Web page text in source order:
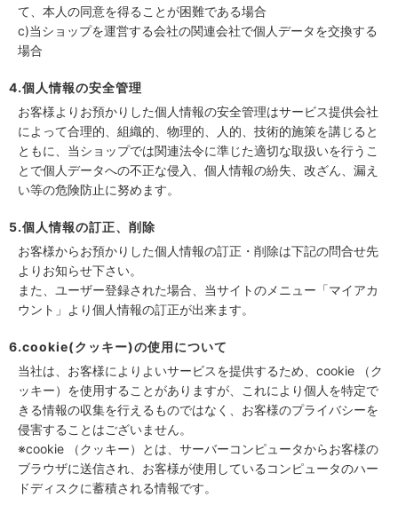
て、本人の同意を得ることが困難である場合
c)当ショップを運営する会社の関連会社で個人データを交換する
場合
4.個人情報の安全管理
お客様よりお預かりした個人情報の安全管理はサービス提供会社
によって合理的、組織的、物理的、人的、技術的施策を講じると
ともに、当ショップでは関連法令に準じた適切な取扱いを行うこ
とで個人データへの不正な侵入、個人情報の紛失、改ざん、漏え
い等の危険防止に努めます。
5.個人情報の訂正、削除
お客様からお預かりした個人情報の訂正・削除は下記の問合せ先
よりお知らせ下さい。
また、ユーザー登録された場合、当サイトのメニュー「マイアカ
ウント」より個人情報の訂正が出来ます。
6.cookie(クッキー)の使用について
当社は、お客様によりよいサービスを提供するため、cookie （ク
ッキー）を使用することがありますが、これにより個人を特定で
きる情報の収集を行えるものではなく、お客様のプライバシーを
侵害することはございません。
※cookie （クッキー）とは、サーバーコンピュータからお客様の
ブラウザに送信され、お客様が使用しているコンピュータのハー
ドディスクに蓄積される情報です。